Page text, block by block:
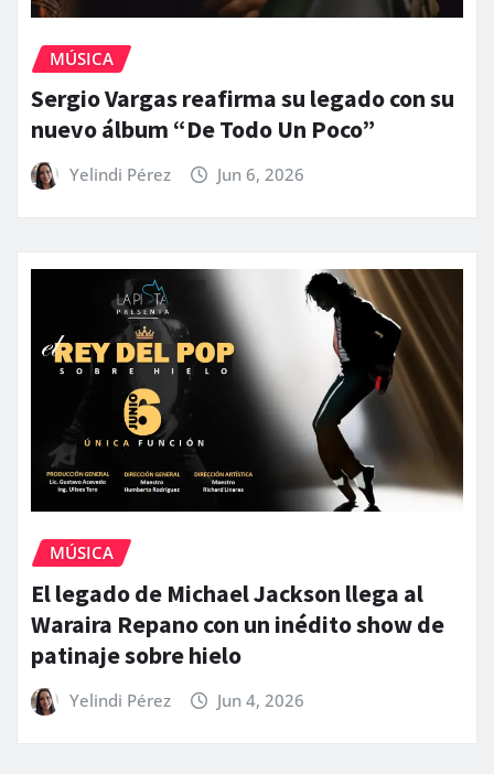
MÚSICA
Sergio Vargas reafirma su legado con su
nuevo álbum “De Todo Un Poco”
Yelindi Pérez Jun 6, 2026
MÚSICA
El legado de Michael Jackson llega al
Waraira Repano con un inédito show de
patinaje sobre hielo
Yelindi Pérez Jun 4, 2026